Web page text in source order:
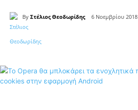
By Στέλιος Θεοδωρίδης 6 Νοεμβρίου 2018